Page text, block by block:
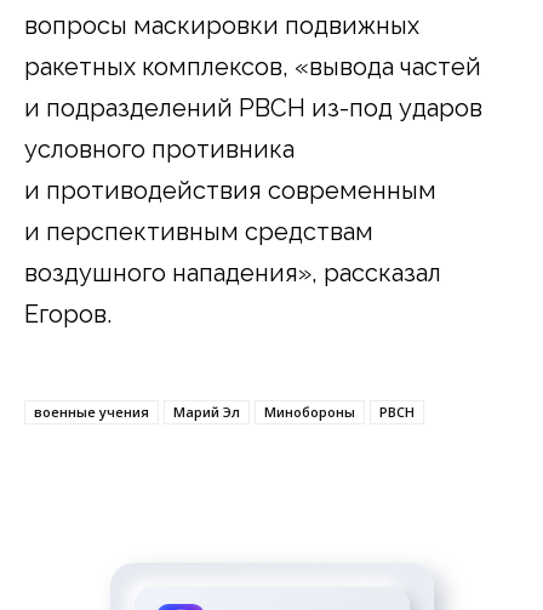
вопросы маскировки подвижных
ракетных комплексов, «вывода частей
и подразделений РВСН из-под ударов
условного противника
и противодействия современным
и перспективным средствам
воздушного нападения», рассказал
Егоров.
военные учения Марий Эл Минобороны РВСН